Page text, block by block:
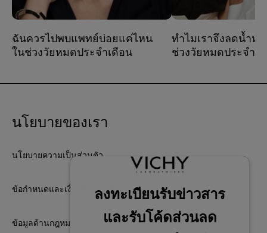
ฉันควรไปพบแพทย์บ่อยแค่ไหน
ในช่วงวัยหมดประจําเดือน
ต้องไปพบแพทย์บ่อยขึ้นเพราะคุณ
กังวล หรือสังเกตเห็นการ
เปลี่ยนแปลงในร่างกายของคุณ
อยากปรึกษากับผู้เชี่ยวชาญมาก
ทำไมเราจึงลดน้ำห
ช่วงวัยหมดประจำเ
ต้องการคงความแข็
สมดุลและสุขภาพดี
นโยบายของเรา
นโยบายความเป็นส่วนตัว
ข้อกำหนดและเงื่อนไขการใช้เว็บไซต์
ข้อมูลด้านกฎหมาย